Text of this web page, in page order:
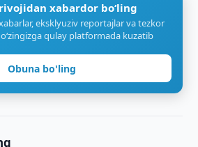
xabardor bo‘ling
eksklyuziv reportajlar va tezkor
qulay platformada kuzatib
Obuna bo'ling